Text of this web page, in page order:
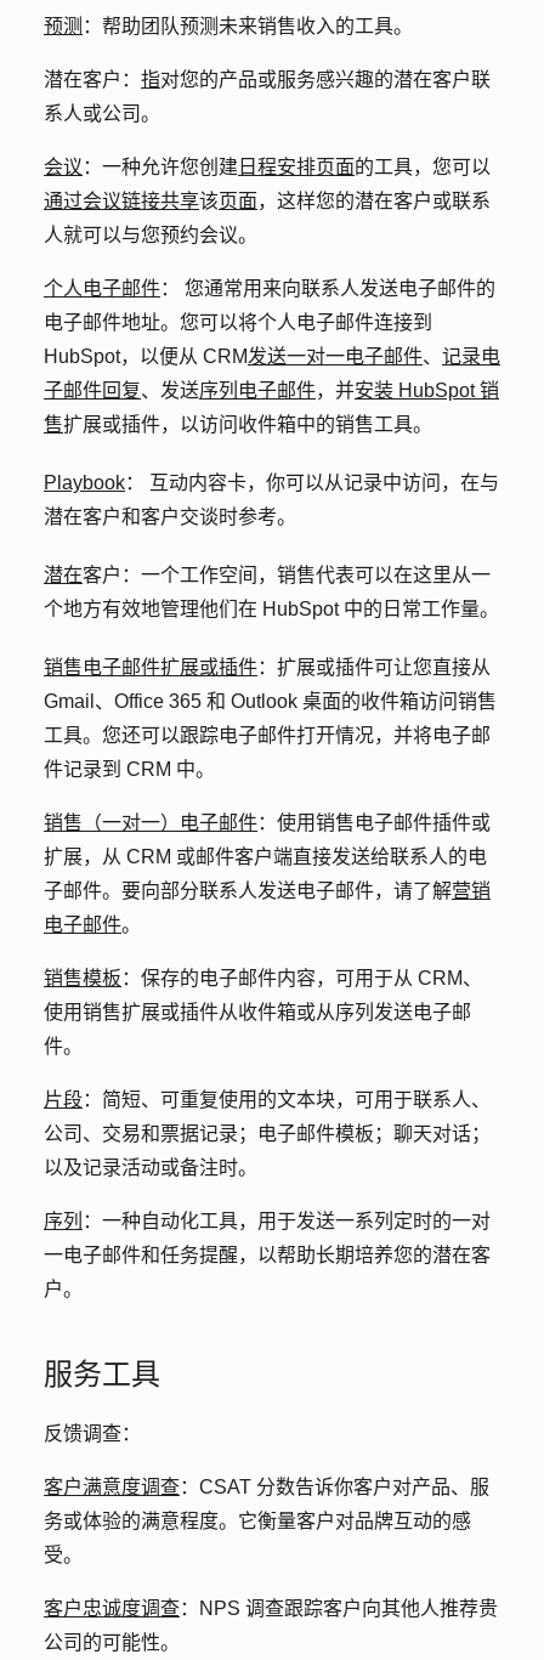
预测 ： 帮助团队预测未来销售收入的工具。
潜在客户： 指对您的产品或服务感兴趣的潜在客户联
系人或公司。
会议 ： 一种允许您创建 日程安排页面的工具，您可以
通过会议链接共享该页面，这样您的潜在客户或联系
人就可以与您预约会议。
个人电子邮件： 您通常用来向联系人发送电子邮件的
电子邮件地址。您可以将个人电子邮件连接到
HubSpot，以便从 CRM发送一对一电子邮件、 记录电
子邮件回复、发送序列电子邮件，并安装 HubSpot 销
售扩展或插件，以访问收件箱中的销售工具。
Playbook： 互动内容卡，你可以从记录中访问，在与
潜在客户和客户交谈时参考。
潜在客户：一个工作空间，销售代表可以在这里从一
个地方有效地管理他们在 HubSpot 中的日常工作量。
销售电子邮件扩展或插件： 扩展或插件可让您直接从
Gmail、Office 365 和 Outlook 桌面的收件箱访问销售
工具。您还可以跟踪电子邮件打开情况，并将电子邮
件记录到 CRM 中。
销售（一对一）电子邮件： 使用销售电子邮件插件或
扩展，从 CRM 或邮件客户端直接发送给联系人的电
子邮件。要向部分联系人发送电子邮件，请了解营销
电子邮件。
销售模板 ： 保存的电子邮件内容，可用于从 CRM、
使用销售扩展或插件从收件箱或从序列发送电子邮
件。
片段： 简短、可重复使用的文本块，可用于联系人、
公司、交易和票据记录；电子邮件模板；聊天对话；
以及记录活动或备注时。
序列 ： 一种自动化工具，用于发送一系列定时的一对
一电子邮件和任务提醒，以帮助长期培养您的潜在客
户。
服务工具
反馈调查：
客户满意度调查： CSAT 分数告诉你客户对产品、服
务或体验的满意程度。它衡量客户对品牌互动的感
受。
客户忠诚度调查：
NPS 调查跟踪客户向其他人推荐贵
公司的可能性。